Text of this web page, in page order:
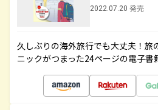
2022.07.20 発売
久しぶりの海外旅行でも大丈夫！旅
ニックがつまった24ページの電子書